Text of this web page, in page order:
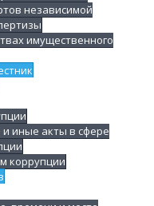
независимой
имущественного
иные акты в сфере
коррупции